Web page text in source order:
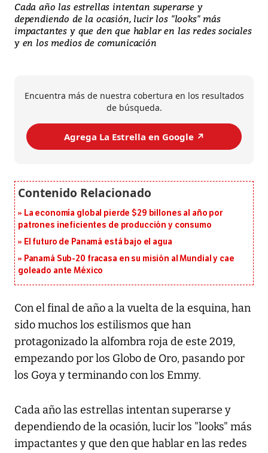
Cada año las estrellas intentan superarse y
dependiendo de la ocasión, lucir los "looks" más
impactantes y que den que hablar en las redes sociales
y en los medios de comunicación
Encuentra más de nuestra cobertura en los resultados
de búsqueda.
Agrega La Estrella en Google ↗️
La economía global pierde $29 billones al año por
patrones ineficientes de producción y consumo
El futuro de Panamá está bajo el agua
Panamá Sub-20 fracasa en su misión al Mundial y cae
goleado ante México
Con el final de año a la vuelta de la esquina, han
sido muchos los estilismos que han
protagonizado la alfombra roja de este 2019,
empezando por los Globo de Oro, pasando por
los Goya y terminando con los Emmy.
Cada año las estrellas intentan superarse y
dependiendo de la ocasión, lucir los "looks" más
impactantes y que den que hablar en las redes